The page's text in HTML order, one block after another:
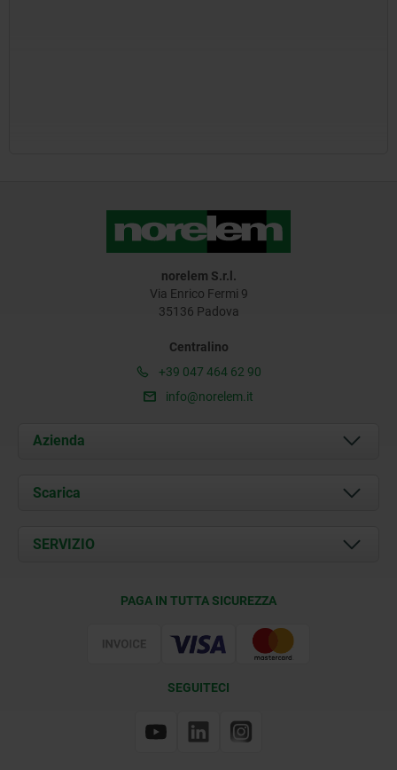
norelem S.r.l.
Via Enrico Fermi 9
35136 Padova
Centralino
+39 047 464 62 90
info@norelem.it
Azienda
Chi siamo
Contatti
Scarica
Documents
SERVIZIO
PAGA IN TUTTA SICUREZZA
SEGUITECI